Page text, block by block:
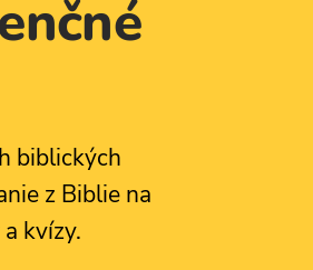
biblických
z Biblie na
kvízy.